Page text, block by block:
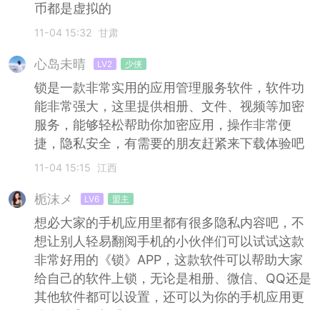
币都是虚拟的
11-04 15:32 甘肃
心岛未晴 LV2 少侠
锁是一款非常实用的应用管理服务软件，软件功
能非常强大，这里提供相册、文件、视频等加密
服务，能够轻松帮助你加密应用，操作非常便
捷，隐私安全，有需要的朋友赶紧来下载体验吧
11-04 15:15 江西
栀沫メ LV6 盟主
想必大家的手机应用里都有很多隐私内容吧，不
想让别人轻易翻阅手机的小伙伴们可以试试这款
非常好用的《锁》APP，这款软件可以帮助大家
给自己的软件上锁，无论是相册、微信、QQ还是
其他软件都可以设置，还可以为你的手机应用更